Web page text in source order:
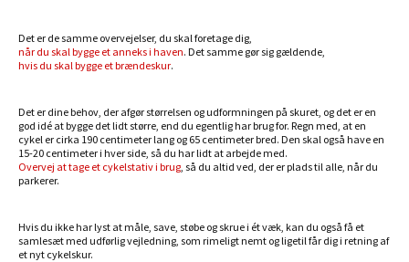
Det er de samme overvejelser, du skal foretage dig,
når du skal bygge et anneks i haven. Det samme gør sig gældende,
hvis du skal bygge et brændeskur.
Det er dine behov, der afgør størrelsen og udformningen på skuret, og det er en
god idé at bygge det lidt større, end du egentlig har brug for. Regn med, at en
cykel er cirka 190 centimeter lang og 65 centimeter bred. Den skal også have en
15-20 centimeter i hver side, så du har lidt at arbejde med.
Overvej at tage et cykelstativ i brug , så du altid ved, der er plads til alle, når du
parkerer.
Hvis du ikke har lyst at måle, save, støbe og skrue i ét væk, kan du også få et
samlesæt med udførlig vejledning, som rimeligt nemt og ligetil får dig i retning af
et nyt cykelskur.